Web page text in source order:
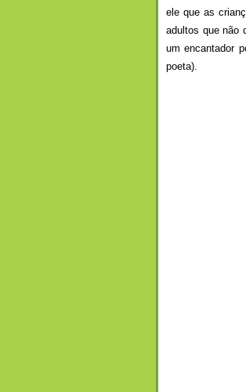
ele que as
adultos que não
um encantador
poeta).